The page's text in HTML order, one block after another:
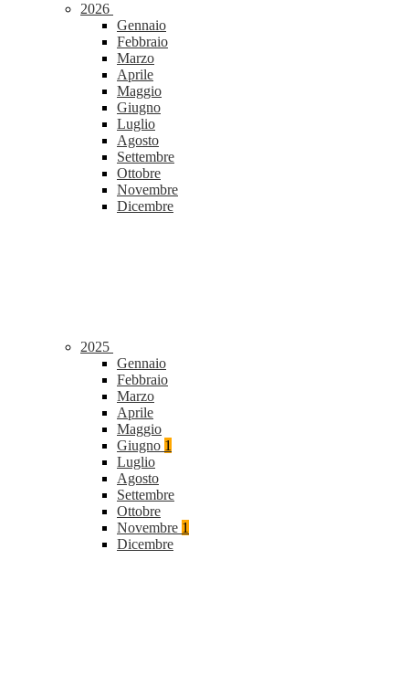
2026
Gennaio
Febbraio
Marzo
Aprile
Maggio
Giugno
Luglio
Agosto
Settembre
Ottobre
Novembre
Dicembre
2025
Gennaio
Febbraio
Marzo
Aprile
Maggio
Giugno 1
Luglio
Agosto
Settembre
Ottobre
Novembre 1
Dicembre